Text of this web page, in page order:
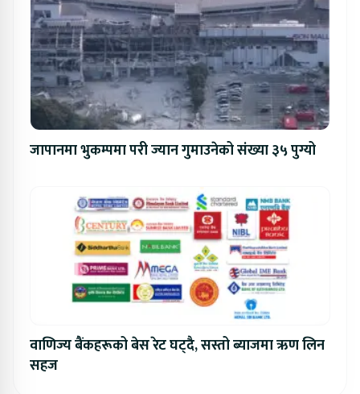
जापानमा भुकम्पमा परी ज्यान गुमाउनेको संख्या ३५ पुग्यो
वाणिज्य बैंकहरूको बेस रेट घट्दै, सस्तो ब्याजमा ऋण लिन
सहज